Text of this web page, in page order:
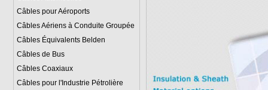
Câbles pour Aéroports
Câbles Aériens à Conduite Groupée
Câbles Équivalents Belden
Câbles de Bus
Câbles Coaxiaux
Câbles pour l'Industrie Pétrolière